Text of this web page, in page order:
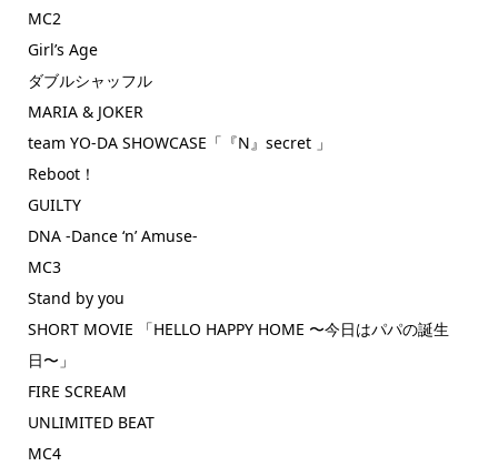
MC2
Girl’s Age
ダブルシャッフル
MARIA & JOKER
team YO-DA SHOWCASE「『N』secret 」
Reboot！
GUILTY
DNA -Dance ‘n’ Amuse-
MC3
Stand by you
SHORT MOVIE 「HELLO HAPPY HOME 〜今日はパパの誕生
日〜」
FIRE SCREAM
UNLIMITED BEAT
MC4